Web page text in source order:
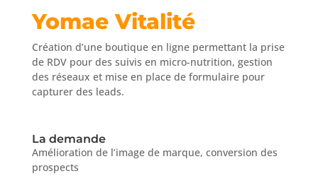
Yomae Vitalité
Création d’une boutique en ligne permettant la prise
de RDV pour des suivis en micro-nutrition, gestion
des réseaux et mise en place de formulaire pour
capturer des leads.
La demande
Amélioration de l’image de marque, conversion des
prospects